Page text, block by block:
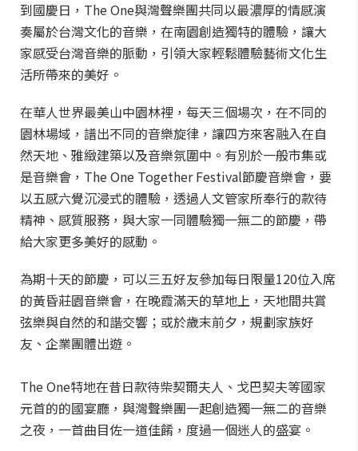
到國慶日，The One與灣聲樂團共同以最濃厚的情感演
奏屬於台灣文化的音樂，在南園創造獨特的體驗，讓大
家感受台灣音樂的脈動，引領大家輕鬆體驗藝術文化生
活所帶來的美好。
在華人世界最美山中園林裡，每天三個場次，在不同的
園林場域，譜出不同的音樂旋律，讓四方來客融入在自
然天地、雅緻建築以及音樂氛圍中。有別於一般市集或
是音樂會，The One Together Festival節慶音樂會，要
以五感六覺沉浸式的體驗，透過人文管家所奉行的款待
精神、感質服務，與大家一同體驗獨一無二的節慶，帶
給大家更多美好的感動。
為期十天的節慶，可以三五好友參加每日限量120位入席
的黃昏莊園音樂會，在晚霞滿天的草地上，天地間共賞
弦樂與自然的和諧交響；或於歲末前夕，規劃家族好
友、企業團體出遊。
The One特地在昔日款待柴契爾夫人、戈巴契夫等國家
元首的的國宴廳，與灣聲樂團一起創造獨一無二的音樂
之夜，一首曲目佐一道佳餚，度過一個迷人的盛宴。